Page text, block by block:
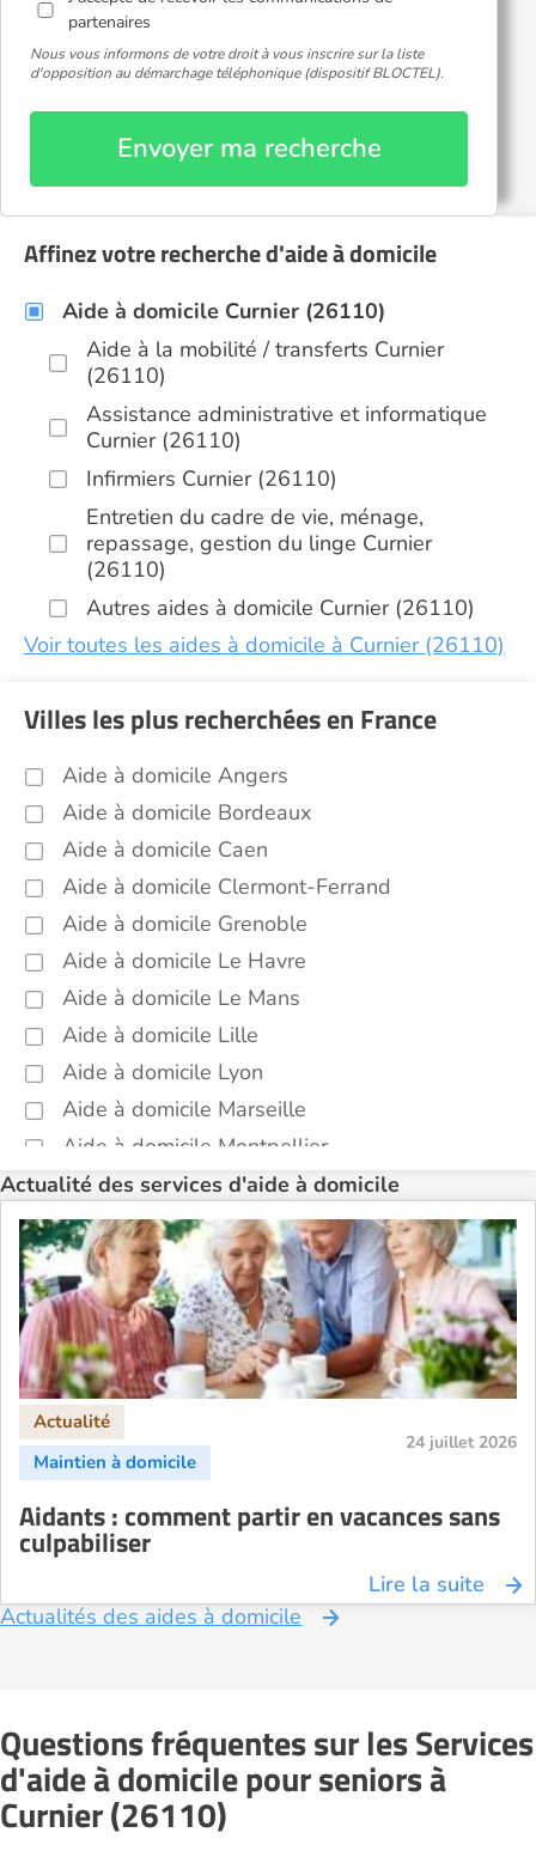
partenaires
Nous vous informons de votre droit à vous inscrire sur la liste
d'opposition au démarchage téléphonique (dispositif BLOCTEL).
Envoyer ma recherche
Affinez votre recherche d'aide à domicile
Aide à domicile Curnier (26110)
Aide à la mobilité / transferts Curnier
(26110)
Assistance administrative et informatique
Curnier (26110)
Infirmiers Curnier (26110)
Entretien du cadre de vie, ménage,
repassage, gestion du linge Curnier
(26110)
Autres aides à domicile Curnier (26110)
Voir toutes les aides à domicile à Curnier (26110)
Villes les plus recherchées en France
Aide à domicile Angers
Aide à domicile Bordeaux
Aide à domicile Caen
Aide à domicile Clermont-Ferrand
Aide à domicile Grenoble
Aide à domicile Le Havre
Aide à domicile Le Mans
Aide à domicile Lille
Aide à domicile Lyon
Aide à domicile Marseille
Aide à domicile Montpellier
Aide à domicile Nantes
Aide à domicile Nice
Aide à domicile Nîmes
Aide à domicile Orléans
Aide à domicile Paris
Aide à domicile Perpignan
Aide à domicile Rennes
Aide à domicile Saint-Etienne
Aide à domicile Toulouse
Recherche par ville
Actualité des services d'aide à domicile
24 juillet 2026
Aidants : comment partir en vacances sans
culpabiliser
Lire la suite
Actualités des aides à domicile
Questions fréquentes sur les Services
d'aide à domicile pour seniors à
Curnier (26110)